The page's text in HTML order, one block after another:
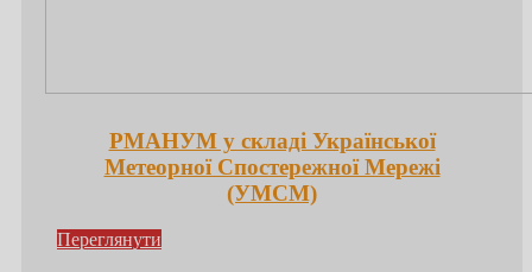
РМАНУМ у складі Української
Метеорної Спостережної Мережі
(УМСМ)
Переглянути